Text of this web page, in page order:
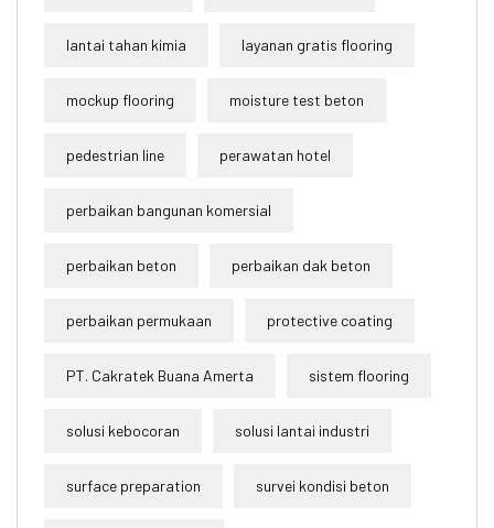
lantai tahan kimia layanan gratis flooring
mockup flooring moisture test beton
pedestrian line perawatan hotel
perbaikan bangunan komersial
perbaikan beton perbaikan dak beton
perbaikan permukaan protective coating
PT. Cakratek Buana Amerta sistem flooring
solusi kebocoran solusi lantai industri
surface preparation survei kondisi beton